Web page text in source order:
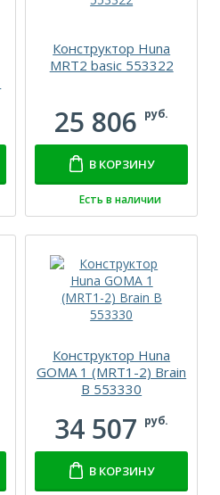
Конструктор Huna
MRT2 basic 553322
25 806 руб.
В КОРЗИНУ
Есть в наличии
Конструктор Huna
GOMA 1 (MRT1-2) Brain
B 553330
34 507 руб.
В КОРЗИНУ